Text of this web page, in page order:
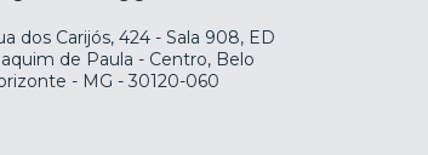
dos Carijós, 424 - Sala 908, ED
de Paula - Centro, Belo
- MG - 30120-060